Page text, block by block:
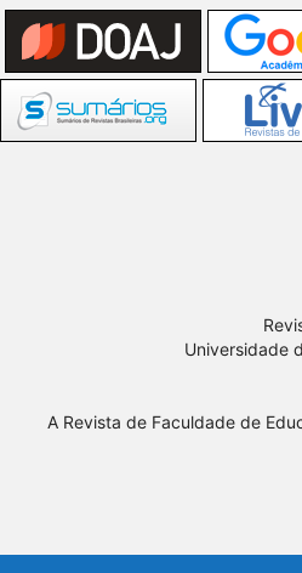
Universidade
A Revista de Faculdade de